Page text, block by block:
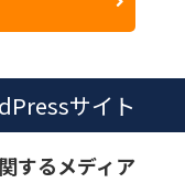
サイト
するメディア